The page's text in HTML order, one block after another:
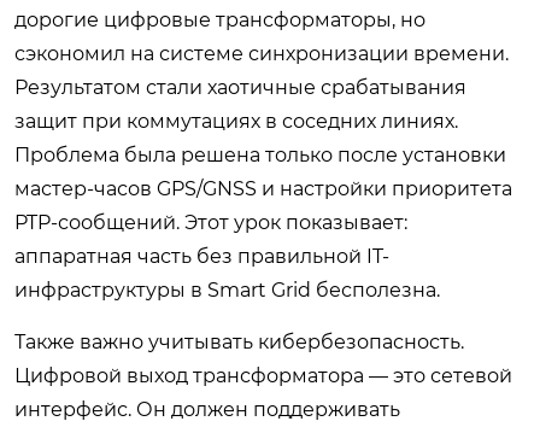
дорогие цифровые трансформаторы, но
сэкономил на системе синхронизации времени.
Результатом стали хаотичные срабатывания
защит при коммутациях в соседних линиях.
Проблема была решена только после установки
мастер-часов GPS/GNSS и настройки приоритета
PTP-сообщений. Этот урок показывает:
аппаратная часть без правильной IT-
инфраструктуры в Smart Grid бесполезна.
Также важно учитывать кибербезопасность.
Цифровой выход трансформатора — это сетевой
интерфейс. Он должен поддерживать